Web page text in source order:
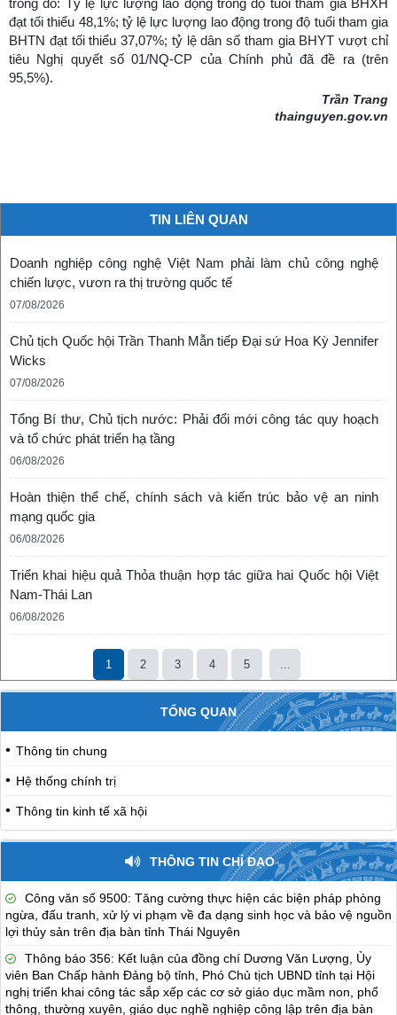
trong đó: Tỷ lệ lực lượng lao động trong độ tuổi tham gia BHXH
đạt tối thiểu 48,1%; tỷ lệ lực lượng lao động trong độ tuổi tham gia
BHTN đạt tối thiểu 37,07%; tỷ lệ dân số tham gia BHYT vượt chỉ
tiêu Nghị quyết số 01/NQ-CP của Chính phủ đã đề ra (trên
95,5%).
Trần Trang
thainguyen.gov.vn
TIN LIÊN QUAN
Doanh nghiệp công nghệ Việt Nam phải làm chủ công nghệ
chiến lược, vươn ra thị trường quốc tế
07/08/2026
Chủ tịch Quốc hội Trần Thanh Mẫn tiếp Đại sứ Hoa Kỳ Jennifer
Wicks
07/08/2026
Tổng Bí thư, Chủ tịch nước: Phải đổi mới công tác quy hoạch
và tổ chức phát triển hạ tầng
06/08/2026
Hoàn thiện thể chế, chính sách và kiến trúc bảo vệ an ninh
mạng quốc gia
06/08/2026
Triển khai hiệu quả Thỏa thuận hợp tác giữa hai Quốc hội Việt
Nam-Thái Lan
06/08/2026
1 2 3 4 5 ...
TỔNG QUAN
Thông tin chung
Hệ thống chính trị
Thông tin kinh tế xã hội
THÔNG TIN CHỈ ĐẠO
Công văn số 9500: Tăng cường thực hiện các biện pháp phòng
ngừa, đấu tranh, xử lý vi phạm về đa dạng sinh học và bảo vệ nguồn
lợi thủy sản trên địa bàn tỉnh Thái Nguyên
Thông báo 356: Kết luận của đồng chí Dương Văn Lượng, Ủy
viên Ban Chấp hành Đảng bộ tỉnh, Phó Chủ tịch UBND tỉnh tại Hội
nghị triển khai công tác sắp xếp các cơ sở giáo dục mầm non, phổ
thông, thường xuyên, giáo dục nghề nghiệp công lập trên địa bàn